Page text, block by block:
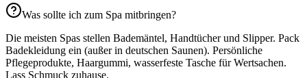
Was sollte ich zum Spa mitbringen?
Die meisten Spas stellen Bademäntel, Handtücher und Slipper. Pack
Badekleidung ein (außer in deutschen Saunen). Persönliche
Pflegeprodukte, Haargummi, wasserfeste Tasche für Wertsachen.
Lass Schmuck zuhause.